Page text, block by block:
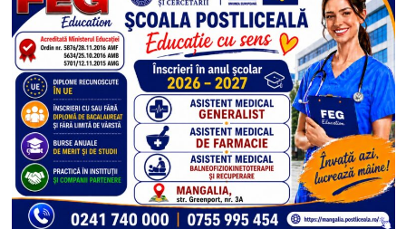
al
comunei
Costinești